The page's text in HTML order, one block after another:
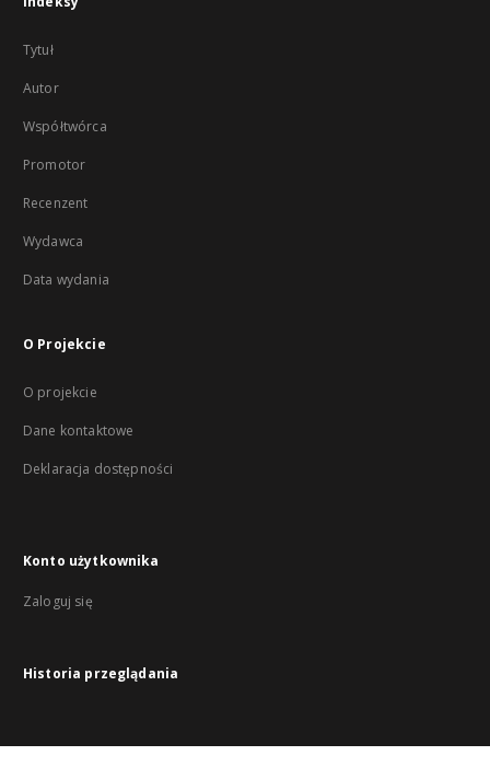
Tytuł
Autor
Współtwórca
Promotor
Recenzent
Wydawca
Data wydania
O Projekcie
O projekcie
Dane kontaktowe
Deklaracja dostępności
Konto użytkownika
Zaloguj się
Historia przeglądania